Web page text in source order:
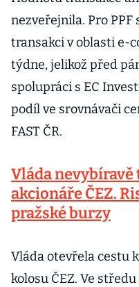
nezveřejnila. Pro
transakci v oblasti e-
týdne, jelikož před
spolupráci s EC
podíl ve srovnávači
FAST ČR.
Vláda
akcionáře ČEZ.
pražské burzy
Vláda otevřela cestu
kolosu ČEZ. Ve